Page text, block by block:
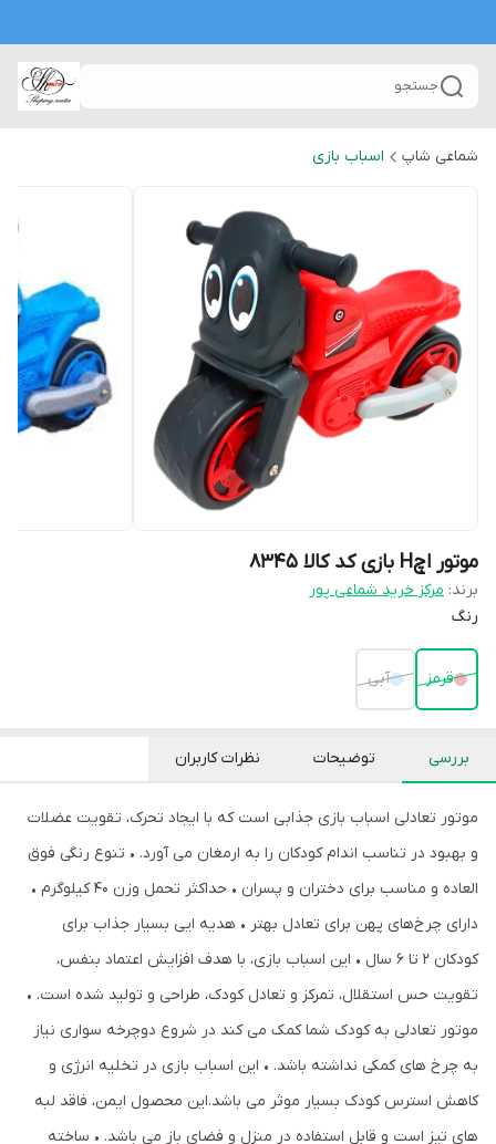
جستجو
شماعی شاپ اسباب بازی
موتور اچH بازی کد کالا ۸۳۴۵
برند: مرکز خرید شماعی پور
رنگ
قرمز آبی
بررسی توضیحات نظرات کاربران
موتور تعادلی اسباب بازی جذابی است که با ایجاد تحرک، تقویت عضلات
و بهبود در تناسب اندام کودکان را به ارمغان می آورد. • تنوع رنگی فوق
العاده و مناسب برای دختران و پسران • حداکثر تحمل وزن 40 کیلوگرم •
دارای چرخ‌های پهن برای تعادل بهتر • هدیه ایی بسیار جذاب برای
کودکان 2 تا 6 سال • این اسباب بازی، با هدف افزایش اعتماد بنفس،
تقویت حس استقلال، تمرکز و تعادل کودک، طراحی و تولید شده است. •
موتور تعادلی به کودک شما کمک می کند در شروع دوچرخه سواری نیاز
به چرخ های کمکی نداشته باشد. • این اسباب بازی در تخلیه انرژی و
کاهش استرس کودک بسیار موثر می باشد.این محصول ایمن، فاقد لبه
های تیز است و قابل استفاده در منزل و فضای باز می باشد. • ساخته